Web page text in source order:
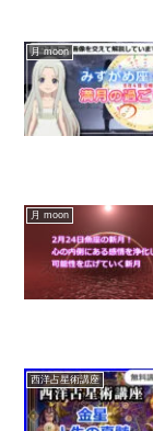
月 moon
月 moon
西洋占星術講座